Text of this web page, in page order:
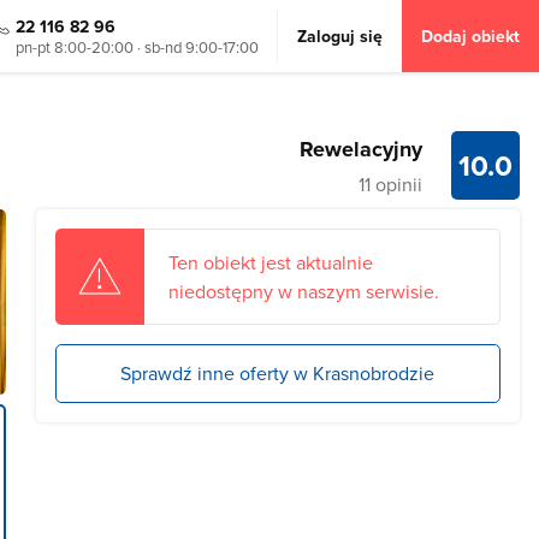
22 116 82 96
pn-pt 8:00-20:00 · sb-nd 9:00-17:00 Zaloguj się Dodaj obiekt
10.0
Rewelacyjny
11 opinii
Ten obiekt jest aktualnie
niedostępny w naszym serwisie.
Sprawdź inne oferty w Krasnobrodzie